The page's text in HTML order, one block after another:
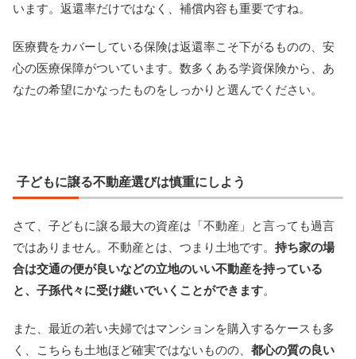
います。返還率だけではなく、補償内容も重要ですね。
医療費をカバーしている保険は返還率こそ下がるものの、安
心の医療保障がついています。数多くある学資保険から、あ
なたの希望にかなったものをしっかりと選んでください。
子どもに譲る不動産選びは慎重にしよう
さて、子どもに譲る最大の資産は「不動産」と言っても過言
ではありません。不動産とは、つまり土地です。 持ち家の場
合は交通の便が良いなどの立地のいい不動産を持っている
と、子孫代々に受け継いでいくことができます。
また、最近の若い夫婦ではマンションを購入するケースも多
く、こちらも土地ほど確実ではないものの、 都心の質の良い